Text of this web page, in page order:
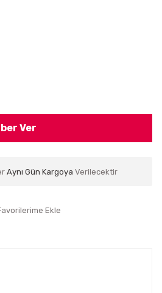
Ver
Aynı Gün Kargoya Verilecektir